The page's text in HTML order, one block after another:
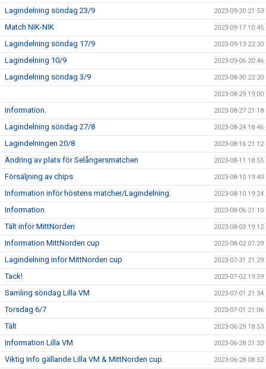
Lagindelning söndag 23/9 2023-09-20 21:53
Match NIK-NIK 2023-09-17 10:45
Lagindelning söndag 17/9 2023-09-13 22:20
Lagindelning 10/9 2023-09-06 20:46
Lagindelning söndag 3/9 2023-08-30 22:20
2023-08-29 19:00
Information. 2023-08-27 21:18
Lagindelning söndag 27/8 2023-08-24 18:46
Lagindelningen 20/8 2023-08-16 21:12
Ändring av plats för Selångersmatchen 2023-08-11 18:55
Försäljning av chips 2023-08-10 19:40
Information inför höstens matcher/Lagindelning. 2023-08-10 19:24
Information 2023-08-06 21:10
Tält inför MittNorden 2023-08-03 19:12
Information MittNorden cup 2023-08-02 07:29
Lagindelning inför MittNorden cup 2023-07-31 21:29
Tack! 2023-07-02 19:59
Samling söndag Lilla VM 2023-07-01 21:34
Torsdag 6/7 2023-07-01 21:06
Tält 2023-06-29 18:53
Information Lilla VM 2023-06-28 21:33
Viktig Info gällande Lilla VM & MittNorden cup. 2023-06-28 08:52